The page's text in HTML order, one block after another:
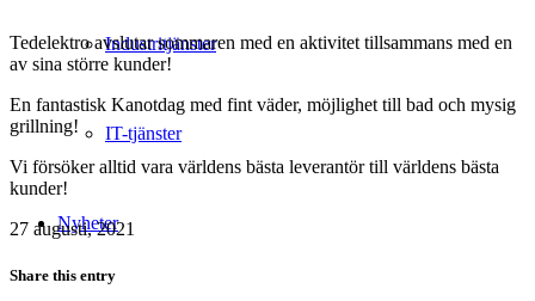
Industritjänster
IT-tjänster
Nyheter
Tedelektro avslutar sommaren med en aktivitet tillsammans med en
av sina större kunder!
En fantastisk Kanotdag med fint väder, möjlighet till bad och mysig
grillning!
Vi försöker alltid vara världens bästa leverantör till världens bästa
kunder!
27 augusti, 2021
Share this entry